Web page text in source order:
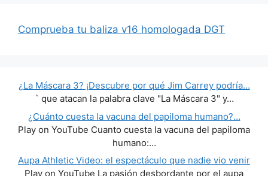
Comprueba tu baliza v16 homologada DGT
¿La Máscara 3? ¡Descubre por qué Jim Carrey podría…
` que atacan la palabra clave "La Máscara 3" y…
¿Cuánto cuesta la vacuna del papiloma humano?…
Play on YouTube Cuanto cuesta la vacuna del papiloma
humano:…
Aupa Athletic Video: el espectáculo que nadie vio venir
Play on YouTube La pasión desbordante por el aupa